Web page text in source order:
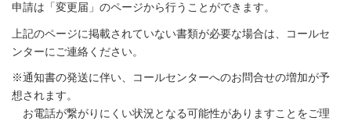
申請は「変更届」のページから行うことができます。
上記のページに掲載されていない書類が必要な場合は、コールセ
ンターにご連絡ください。
※通知書の発送に伴い、コールセンターへのお問合せの増加が予
想されます。
お電話が繋がりにくい状況となる可能性がありますことをご理